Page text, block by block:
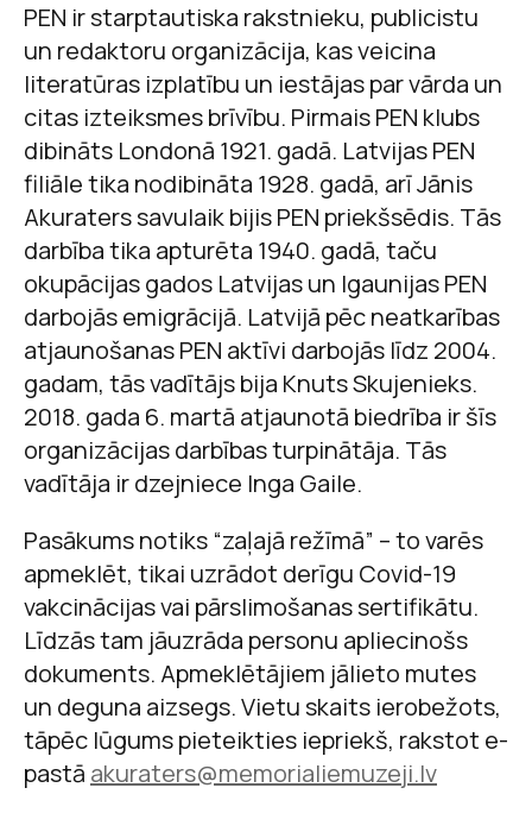
PEN ir starptautiska rakstnieku, publicistu
un redaktoru organizācija, kas veicina
literatūras izplatību un iestājas par vārda un
citas izteiksmes brīvību. Pirmais PEN klubs
dibināts Londonā 1921. gadā. Latvijas PEN
filiāle tika nodibināta 1928. gadā, arī Jānis
Akuraters savulaik bijis PEN priekšsēdis. Tās
darbība tika apturēta 1940. gadā, taču
okupācijas gados Latvijas un Igaunijas PEN
darbojās emigrācijā. Latvijā pēc neatkarības
atjaunošanas PEN aktīvi darbojās līdz 2004.
gadam, tās vadītājs bija Knuts Skujenieks.
2018. gada 6. martā atjaunotā biedrība ir šīs
organizācijas darbības turpinātāja. Tās
vadītāja ir dzejniece Inga Gaile.
Pasākums notiks “zaļajā režīmā” – to varēs
apmeklēt, tikai uzrādot derīgu Covid-19
vakcinācijas vai pārslimošanas sertifikātu.
Līdzās tam jāuzrāda personu apliecinošs
dokuments. Apmeklētājiem jālieto mutes
un deguna aizsegs. Vietu skaits ierobežots,
tāpēc lūgums pieteikties iepriekš, rakstot e-
pastā akuraters@memorialiemuzeji.lv